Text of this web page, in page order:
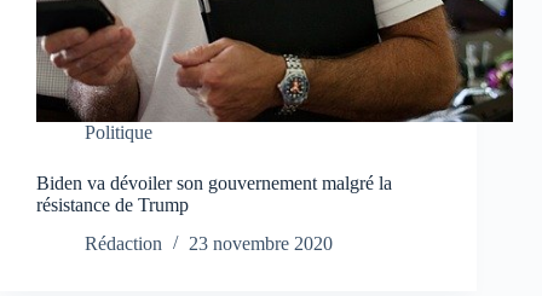
Politique
Biden va dévoiler son gouvernement malgré la
résistance de Trump
Rédaction
23 novembre 2020